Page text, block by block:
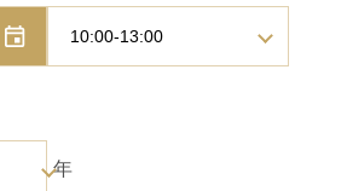
年